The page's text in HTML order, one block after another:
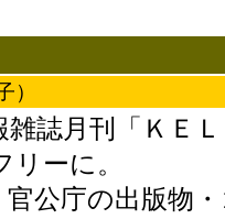
）
誌月刊「ＫＥ
ーに。
公庁の出版物